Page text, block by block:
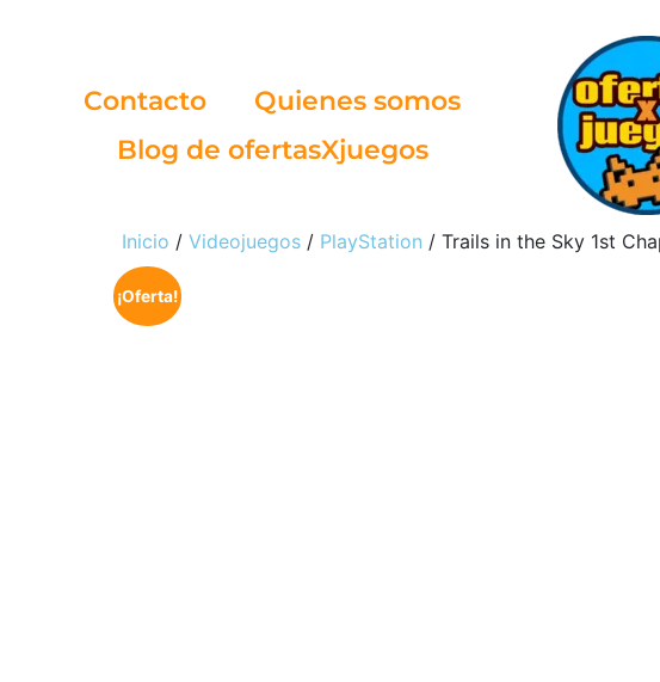
Contacto
Quienes somos
Blog de ofertasXjuegos
Inicio / Videojuegos / PlayStation / Trails in the Sky 1st
¡Oferta!